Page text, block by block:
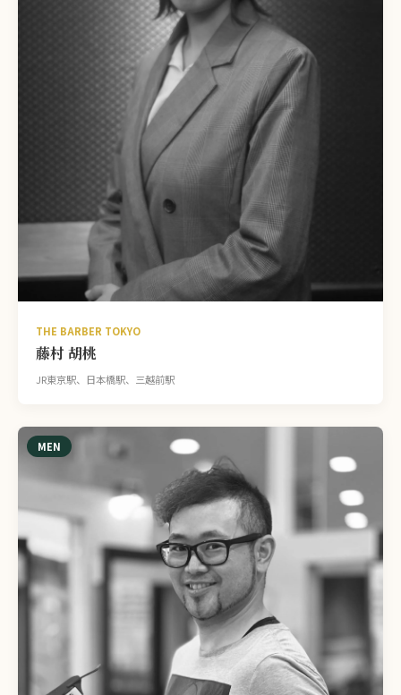
THE BARBER TOKYO
藤村 胡桃
JR東京駅、日本橋駅、三越前駅
MEN